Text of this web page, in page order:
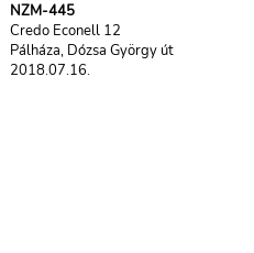
NZM-445
Credo Econell 12
Pálháza, Dózsa György út
2018.07.16.